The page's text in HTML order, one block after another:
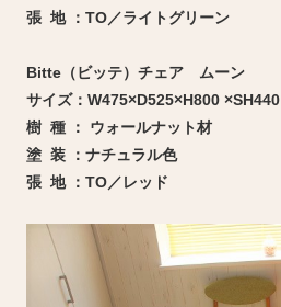
張 地 ：TO／ライトグリーン
Bitte（ビッテ）チェア ムーン
サイズ：W475×D525×H800 ×SH440
樹 種 ： ウォールナット材
塗 装 ：ナチュラル色
張 地 ：TO／レッド